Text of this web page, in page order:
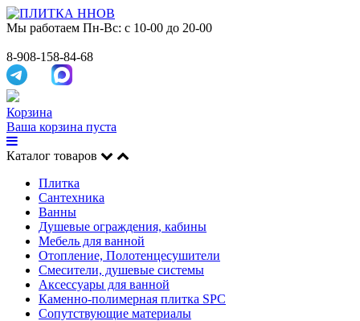
Мы работаем Пн-Вс: с 10-00 до 20-00
8-908-158-84-68
Корзина
Ваша корзина пуста
Каталог товаров
Плитка
Сантехника
Ванны
Душевые ограждения, кабины
Мебель для ванной
Отопление, Полотенцесушители
Смесители, душевые системы
Аксессуары для ванной
Каменно-полимерная плитка SPC
Сопутствующие материалы